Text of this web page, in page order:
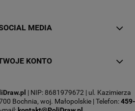
MEDIA
KONTO
| NIP: 8681979672 | ul. Kazimierza
Bochnia, woj. Małopolskie | Telefon: 459-